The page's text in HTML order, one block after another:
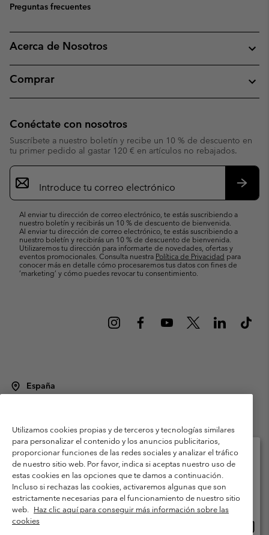
Preguntas frecuentes
Acerca de Nosotros
Comprar
Conéctate con nosotros
Suscríbete a nuestro boletín y recibe un 10 % de descuento en
tu primer pedido al gastar 120 € en artículos no rebajados.
Suscripción
de
correo
Al enviar tu dirección de correo electrónico, te estás suscribiendo a
nuestro boletín y recibirás un 10 % de descuento de bienvenida.
Al enviar tu dirección de correo electrónico, te estás suscribiendo a
nuestro boletín y recibirás un 10 % de descuento de bienvenida.
Utilizaremos tu dirección para informarte de novedades, ofertas y
eventos promocionales. Consulta nuestra Política de Privacidad para
conocer más en detalle cómo procesaremos tus datos con fines de
’marketing’ y cómo puedes revocar tu consentimiento.
España
Condiciones de uso
Terminos de Venta
Garantía
Política de Privacidad
Términos y condiciones del programa de miembros
Términos De Uso Del Contenido Generado Por Los Usuarios
Impressum
Cookies Public CBCR
Utilizamos cookies propias y de terceros y tecnologías similares
para personalizar el contenido y los anuncios publicitarios,
proporcionar funciones de las redes sociales y analizar el tráfico
de nuestro sitio web. Por favor, indica si aceptas nuestro uso de
estas cookies en las opciones que te damos a continuación.
Incluso si rechazas las cookies, activaremos algunas que son
estrictamente necesarias para el funcionamiento de nuestro sitio
web. Haz clic aquí para conseguir más información sobre las
cookies
Selecciona tu país e idioma envío
Compras en línea disponibles